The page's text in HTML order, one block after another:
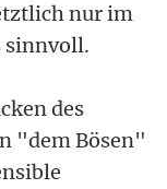
nur im
sinnvoll.
des
"dem Bösen"